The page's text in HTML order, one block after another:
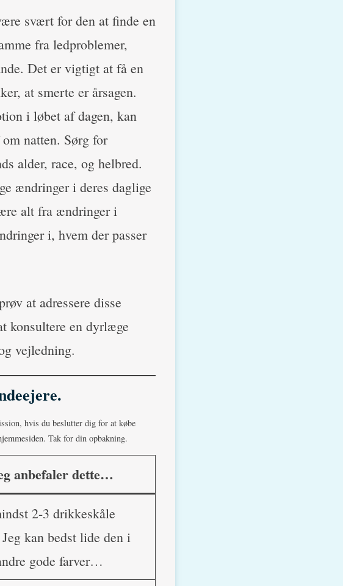
svært for den at finde en
fra ledproblemer,
Det er vigtigt at få en
at smerte er årsagen.
i løbet af dagen, kan
natten. Sørg for
alder, race, og helbred.
ændringer i deres daglige
alt fra ændringer i
i, hvem der passer
at adressere disse
konsultere en dyrlæge
vejledning.
hvis du beslutter dig for at købe
Tak for din opbakning.
anbefaler dette…
2-3 drikkeskåle
kan bedst lide den i
gode farver…